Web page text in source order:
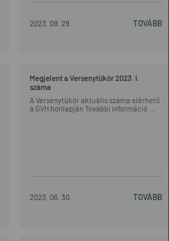
2023. 09. 29. TOVÁBB
Megjelent a Versenytükör 2023. I.
száma
A Versenytükör aktuális száma elérhető
a GVH honlapján További információ ...
2023. 06. 30. TOVÁBB